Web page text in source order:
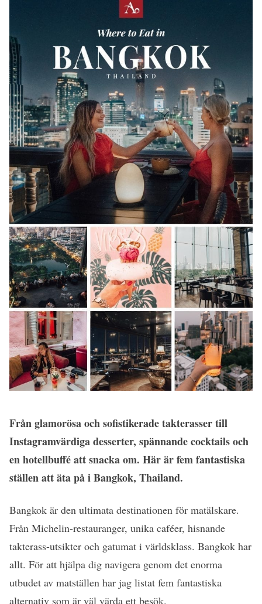
Från glamorösa och sofistikerade takterasser till
Instagramvärdiga desserter, spännande cocktails och
en hotellbuffé att snacka om. Här är fem fantastiska
ställen att äta på i Bangkok, Thailand.
Bangkok är den ultimata destinationen för matälskare.
Från Michelin-restauranger, unika caféer, hisnande
takterass-utsikter och gatumat i världsklass. Bangkok har
allt. För att hjälpa dig navigera genom det enorma
utbudet av matställen har jag listat fem fantastiska
alternativ som är väl värda ett besök.